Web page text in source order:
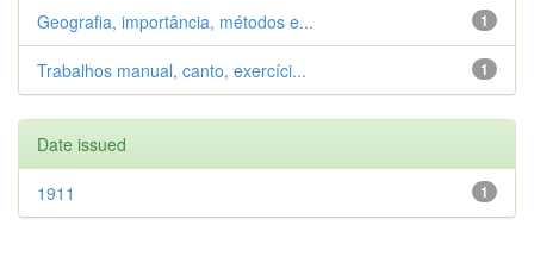
1
Geografia, importância, métodos e...
1
Trabalhos manual, canto, exercíci...
Date issued
1
1911